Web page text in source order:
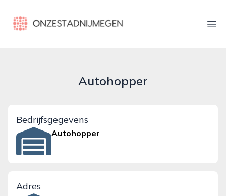
onzestadnijmegen.nl
Autohopper
Bedrijfsgegevens
Autohopper
Adres